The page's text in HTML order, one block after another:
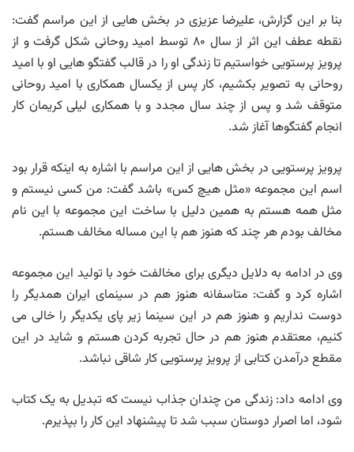
بنا بر این گزارش، علیرضا عزیزی در بخش هایی از این مراسم گفت:
نقطه عطف این اثر از سال ۸۰ توسط امید روحانی شکل گرفت و از
پرویز پرستویی خواستیم تا زندگی او را در قالب گفتگو هایی او با امید
روحانی به تصویر بکشیم، کار پس از یکسال همکاری با امید روحانی
متوقف شد و پس از چند سال مجدد و با همکاری لیلی کریمان کار
انجام گفتگوها آغاز شد.
پرویز پرستویی در بخش هایی از این مراسم با اشاره به اینکه قرار بود
اسم این مجموعه «مثل هیچ کس» باشد گفت: من کسی نیستم و
مثل همه هستم به همین دلیل با ساخت این مجموعه با این نام
مخالف بودم هر چند که هنوز هم با این مساله مخالف هستم.
وی در ادامه به دلایل دیگری برای مخالفت خود با تولید این مجموعه
اشاره کرد و گفت: متاسفانه هنوز هم در سینمای ایران همدیگر را
دوست نداریم و هنوز هم در این سینما زیر پای یکدیگر را خالی می
کنیم، معتقدم هنوز هم در حال تجربه کردن هستم و شاید در این
مقطع درآمدن کتابی از پرویز پرستویی کار شاقی نباشد.
وی ادامه داد: زندگی من چندان جذاب نیست که تبدیل به یک کتاب
شود، اما اصرار دوستان سبب شد تا پیشنهاد این کار را بپذیرم.